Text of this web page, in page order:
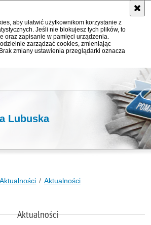
aby ułatwić użytkownikom korzystanie z
Jeśli nie blokujesz tych plików, to
oraz zapisanie w pamięci urządzenia.
zarządzać cookies, zmieniając
zmiany ustawienia przeglądarki oznacza
Lubuska
Aktualności Aktualności
Aktualności